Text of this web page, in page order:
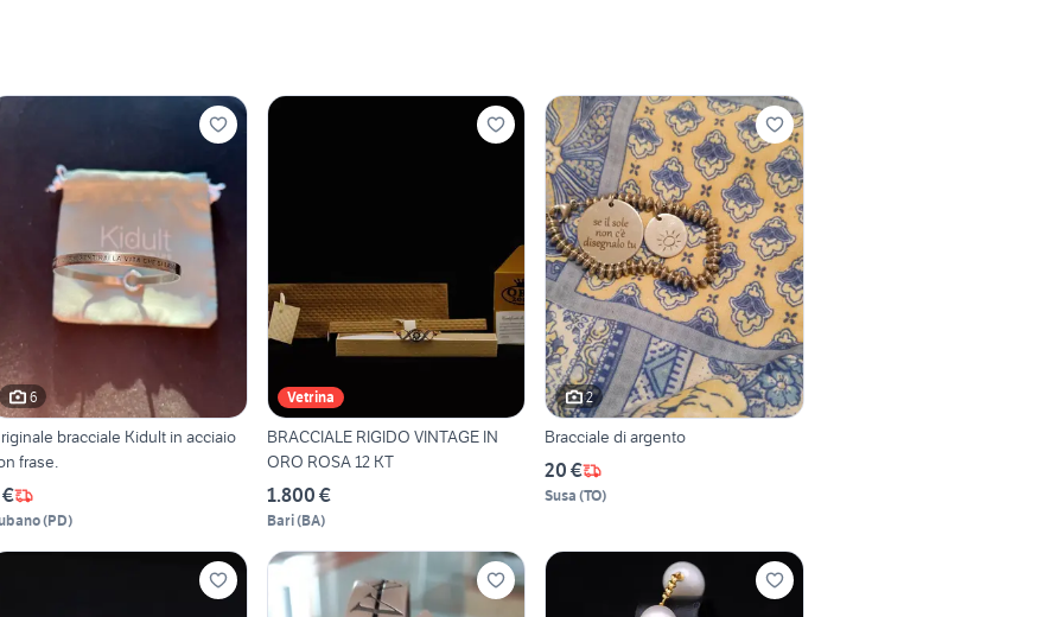
6
bracciale Kidult in acciaio
frase.
(PD)
Vetrina
BRACCIALE RIGIDO VINTAGE IN
ORO ROSA 12 KT
1.800 €
Bari(BA)
2
Bracciale di argento
20 €
Susa (TO)